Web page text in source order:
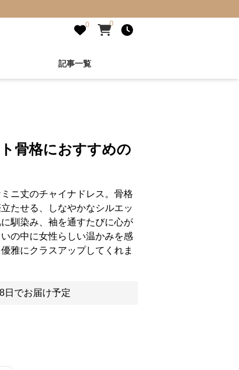
0 0
記事一覧
骨格におすすめの
ニ丈のチャイナドレス。骨格
たせる、しなやかなシルエッ
馴染み、袖を通すたびに心が
の中に女性らしい温かみを感
雅にクラスアップしてくれま
日でお届け予定